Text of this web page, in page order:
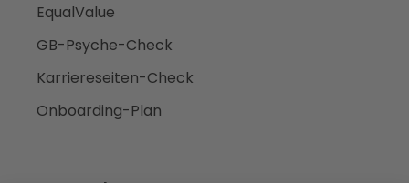
EqualValue
GB-Psyche-Check
Karriereseiten-Check
Onboarding-Plan